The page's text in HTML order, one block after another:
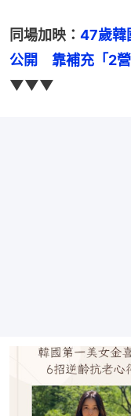
同場加映： 47歲韓
公開　靠補充「2營
▼▼▼